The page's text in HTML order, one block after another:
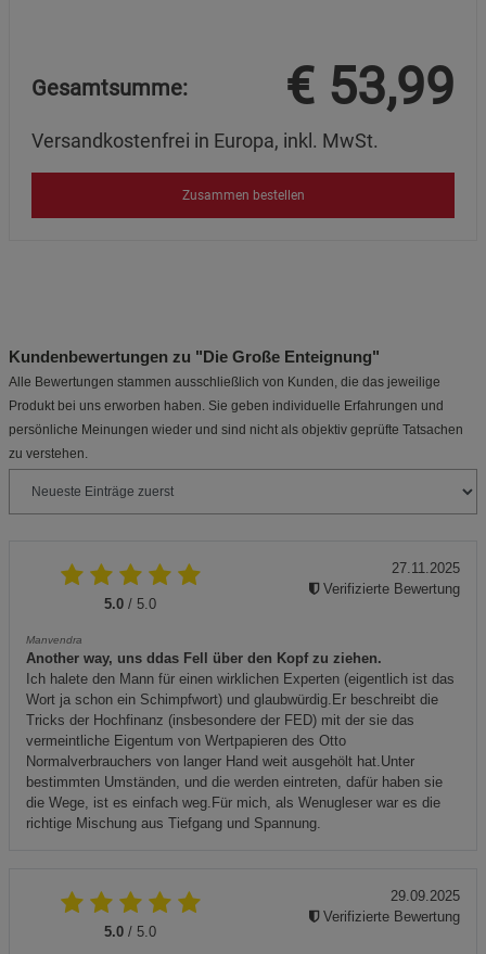
Gesamtsumme: € 53,99
Versandkostenfrei in Europa, inkl. MwSt.
Zusammen bestellen
Kundenbewertungen zu "Die Große Enteignung"
Alle Bewertungen stammen ausschließlich von Kunden, die das jeweilige
Produkt bei uns erworben haben. Sie geben individuelle Erfahrungen und
persönliche Meinungen wieder und sind nicht als objektiv geprüfte Tatsachen
zu verstehen.
5.0 / 5.0
Manvendra
Another way, uns ddas Fell über den Kopf zu ziehen.
Ich halete den Mann für einen wirklichen Experten (eigentlich ist das
Wort ja schon ein Schimpfwort) und glaubwürdig.Er beschreibt die
Tricks der Hochfinanz (insbesondere der FED) mit der sie das
vermeintliche Eigentum von Wertpapieren des Otto
Normalverbrauchers von langer Hand weit ausgehölt hat.Unter
bestimmten Umständen, und die werden eintreten, dafür haben sie
die Wege, ist es einfach weg.Für mich, als Wenugleser war es die
richtige Mischung aus Tiefgang und Spannung.
27.11.2025
Verifizierte Bewertung
5.0 / 5.0
29.09.2025
Verifizierte Bewertung